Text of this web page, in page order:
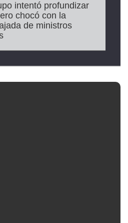
intentó profundizar
chocó con la
de ministros